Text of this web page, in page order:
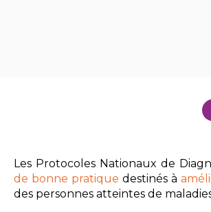
Les Protocoles Nationaux de
de bonne pratique destinés à
des personnes atteintes de